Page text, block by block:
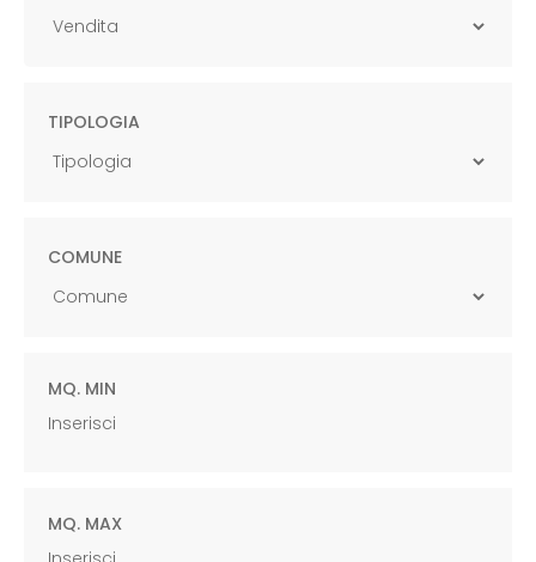
TIPOLOGIA
COMUNE
MQ. MIN
MQ. MAX